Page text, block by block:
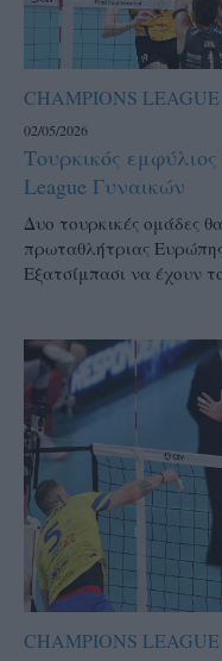
CHAMPIONS LEAGUE
02/05/2026
Τουρκικός
League Γυναικών
Δυο τουρκικές ομάδες
πρωταθλήτριας
Εξατσίμπασι να έχουν
CHAMPIONS LEAGUE